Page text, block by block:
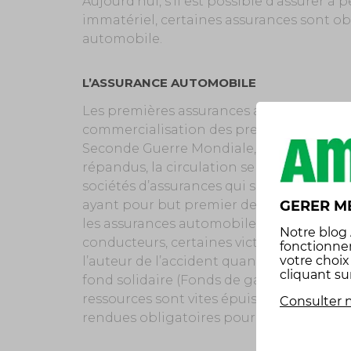
immatériel, certaines assurances sont
automobile.
L’ASSURANCE AUTOMOBILE
Les premières assurances automobiles
commercialisation des premières
Seconde Guerre Mondiale, les véhicules
répandus, la circulation se densifie,
sociétés d’assurances qui sont à
ayant pour but premier de sensibiliser
les assurances automobiles ne sont pas
conducteurs, certaines victimes
l’auteur de l’accident quand celui-ci
fond solidaire (Fonds de garantie
ressources sont vites épuisées. C’est
rendues obligatoires pour tout
GERER
Notre blog
votre
cliquant
Consulter